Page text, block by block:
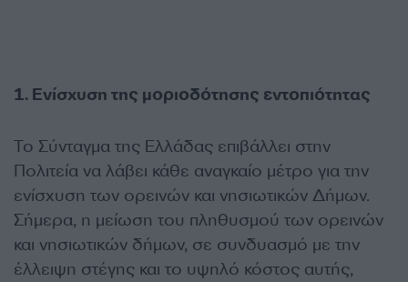
1. Ενίσχυση της μοριοδότησης εντοπιότητας
Το Σύνταγμα της Ελλάδας επιβάλλει στην
Πολιτεία να λάβει κάθε αναγκαίο μέτρο για την
ενίσχυση των ορεινών και νησιωτικών Δήμων.
Σήμερα, η μείωση του πληθυσμού των ορεινών
και νησιωτικών δήμων, σε συνδυασμό με την
έλλειψη στέγης και το υψηλό κόστος αυτής,